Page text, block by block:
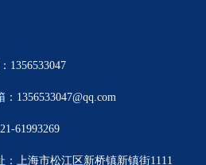
1356533047
：1356533047@qq.com
61993269
：上海市松江区新桥镇新镇街1111